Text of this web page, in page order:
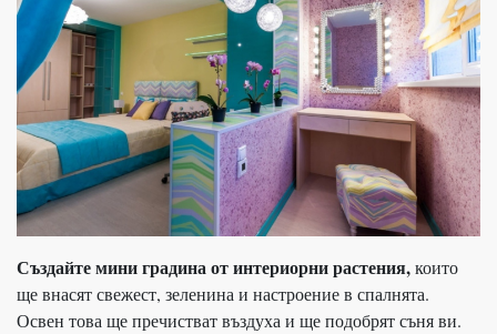
Създайте мини градина от интериорни растения,които
ще внасят свежест, зеленина и настроение в спалнята.
Освен това ще пречистват въздуха и ще подобрят съня ви.